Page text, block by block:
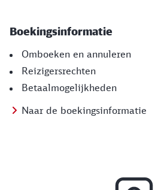
Boekingsinformatie
Omboeken en annuleren
Reizigersrechten
Betaalmogelijkheden
Naar de boekingsinformatie